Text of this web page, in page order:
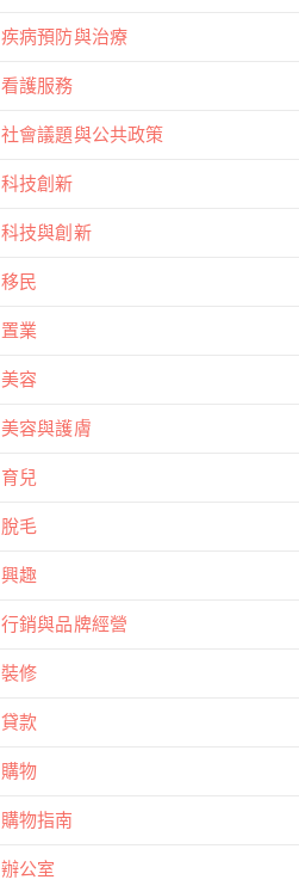
疾病預防與治療
看護服務
社會議題與公共政策
科技創新
科技與創新
移民
置業
美容
美容與護膚
育兒
脫毛
興趣
行銷與品牌經營
裝修
貸款
購物
購物指南
辦公室